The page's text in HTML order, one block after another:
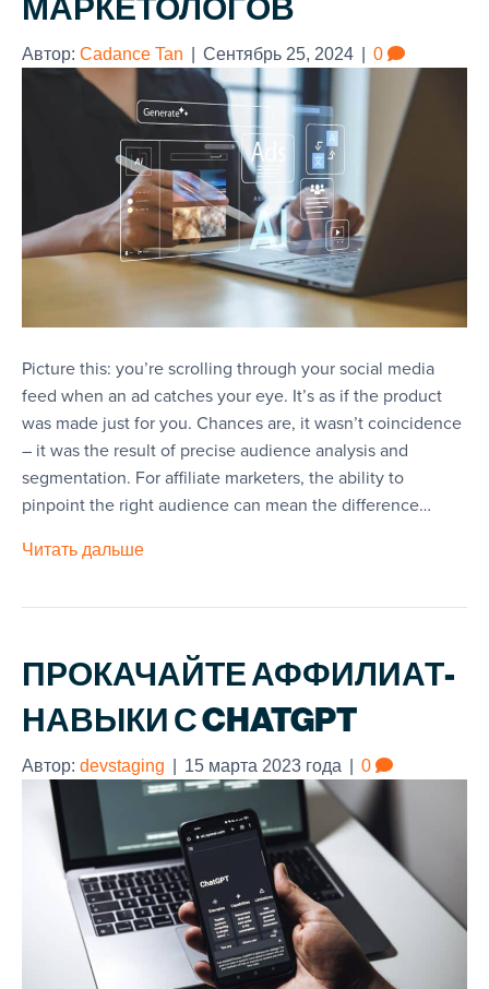
МАРКЕТОЛОГОВ
Автор: Cadance Tan Сентябрь 25, 2024 0
Picture this: you’re scrolling through your social media
feed when an ad catches your eye. It’s as if the product
was made just for you. Chances are, it wasn’t coincidence
– it was the result of precise audience analysis and
segmentation. For affiliate marketers, the ability to
pinpoint the right audience can mean the difference…
Читать дальше
ПРОКАЧАЙТЕ АФФИЛИАТ-
НАВЫКИ С CHATGPT
Автор: devstaging 15 марта 2023 года 0